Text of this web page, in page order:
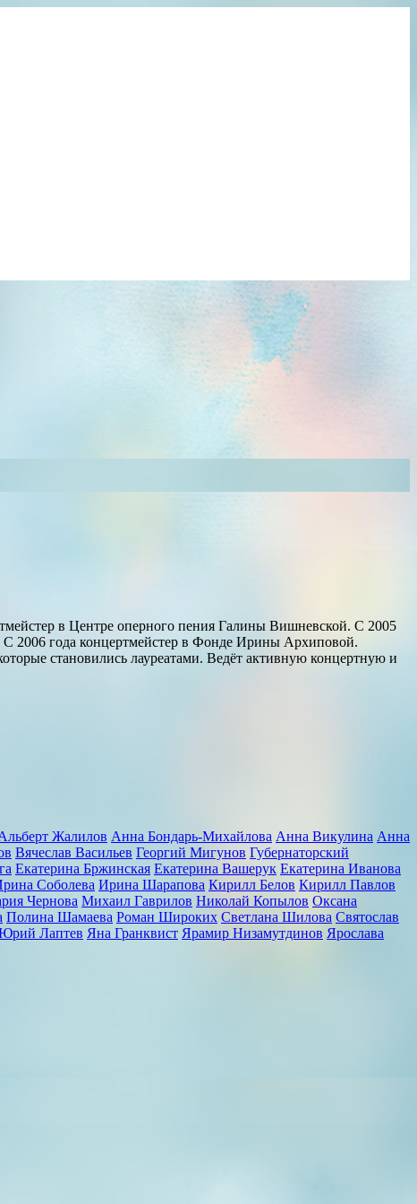
в Центре оперного пения Галины Вишневской. С 2005
С 2006 года концертмейстер в Фонде Ирины Архиповой.
становились лауреатами. Ведёт активную концертную и
Жалилов Анна Бондарь-Михайлова Анна Викулина Анна
Вячеслав Васильев Георгий Мигунов Губернаторский
Екатерина Бржинская Екатерина Вашерук Екатерина Иванова
Соболева Ирина Шарапова Кирилл Белов Кирилл Павлов
Чернова Михаил Гаврилов Николай Копылов Оксана
Полина Шамаева Роман Широких Светлана Шилова Святослав
Лаптев Яна Гранквист Ярамир Низамутдинов Ярослава